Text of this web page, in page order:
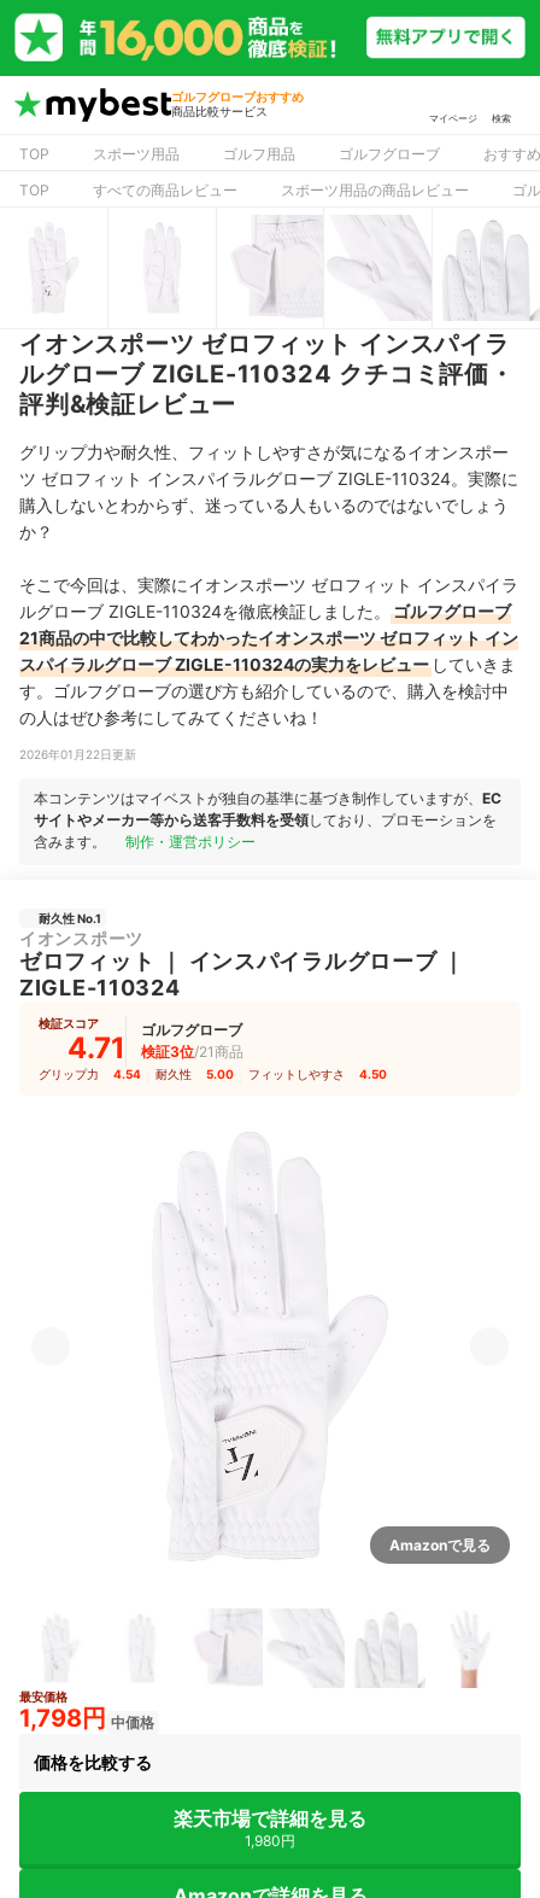
ゴルフグローブおすすめ
商品比較サービス
マイページ 検索
TOP スポーツ用品 ゴルフ用品 ゴルフグローブ
おすす
TOP
すべての商品レビュー スポーツ用品の商品レビュー ゴ
イオンスポーツ ゼロフィット インスパイラ
ルグローブ ZIGLE-110324 クチコミ評価・
評判&検証レビュー
グリップ力や耐久性、フィットしやすさが気になるイオンスポー
ツ ゼロフィット インスパイラルグローブ ZIGLE-110324。実際に
購入しないとわからず、迷っている人もいるのではないでしょう
か？
そこで今回は、実際にイオンスポーツ ゼロフィット インスパイラ
ルグローブ ZIGLE-110324を徹底検証しました。
ゴルフグローブ
21商品の中で比較してわかったイオンスポーツ ゼロフィット イン
スパイラルグローブ ZIGLE-110324の実力をレビュー していきま
す。ゴルフグローブの選び方も紹介しているので、購入を検討中
の人はぜひ参考にしてみてくださいね！
2026年01月22日更新
本コンテンツはマイベストが独自の基準に基づき制作していますが、 EC
サイトやメーカー等から送客手数料を受領しており、プロモーションを
含みます。
制作・運営ポリシー
耐久性 No.1
イオンスポーツ
ゼロフィット インスパイラルグローブ｜
ZIGLE-110324
検証スコア
4.71
ゴルフグローブ
検証3位/21商品
グリップ力 4.54 耐久性 5.00 フィットしやすさ 4.50
Amazonで見る
最安価格
1,798円 中価格
価格を比較する
楽天市場で詳細を見る
1,980円